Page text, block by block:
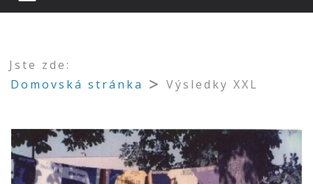
Jste zde:
Domovská stránka
Výsledky XXL